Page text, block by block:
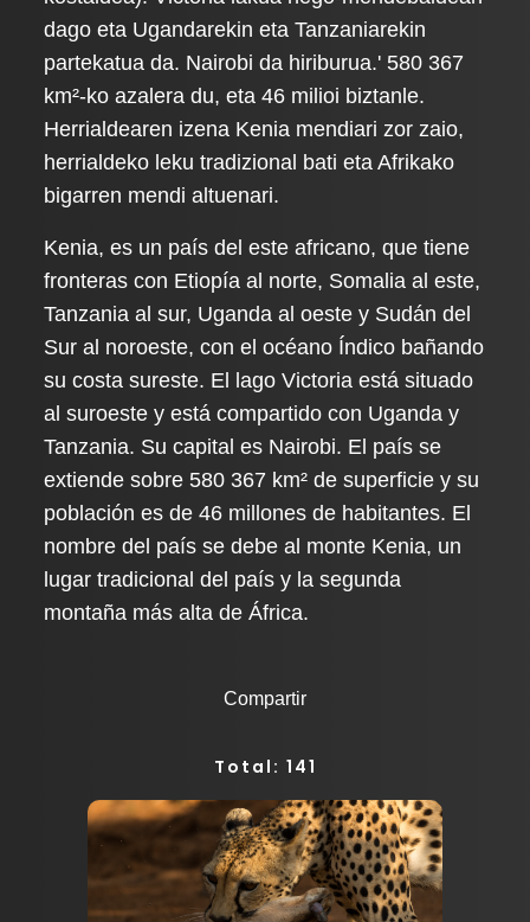
dago eta Ugandarekin eta Tanzaniarekin
partekatua da. Nairobi da hiriburua.' 580 367
km²-ko azalera du, eta 46 milioi biztanle.
Herrialdearen izena Kenia mendiari zor zaio,
herrialdeko leku tradizional bati eta Afrikako
bigarren mendi altuenari.
Kenia, es un país del este africano, que tiene
fronteras con Etiopía al norte, Somalia al este,
Tanzania al sur, Uganda al oeste y Sudán del
Sur al noroeste, con el océano Índico bañando
su costa sureste. El lago Victoria está situado
al suroeste y está compartido con Uganda y
Tanzania. Su capital es Nairobi. El país se
extiende sobre 580 367 km² de superficie y su
población es de 46 millones de habitantes. El
nombre del país se debe al monte Kenia, un
lugar tradicional del país y la segunda
montaña más alta de África.
Compartir
Total: 141